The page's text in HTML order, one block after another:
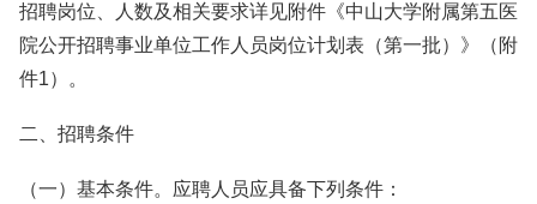
招聘岗位、人数及相关要求详见附件《中山大学附属第五医
院公开招聘事业单位工作人员岗位计划表（第一批）》（附
件1）。
二、招聘条件
（一）基本条件。应聘人员应具备下列条件：